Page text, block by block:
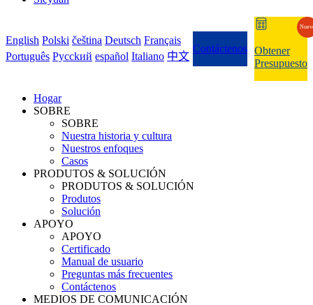
English Polski čeština Deutsch Français
Português Pycckий español Italiano 中文
Contáctenos Obtener
Presupuesto
Hogar
SOBRE
SOBRE
Nuestra historia y cultura
Nuestros enfoques
Casos
PRODUTOS & SOLUCIÓN
PRODUTOS & SOLUCIÓN
Produtos
Solución
APOYO
APOYO
Certificado
Manual de usuario
Preguntas más frecuentes
Contáctenos
MEDIOS DE COMUNICACIÓN